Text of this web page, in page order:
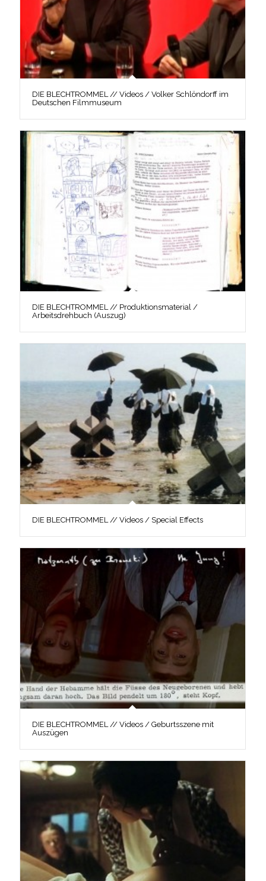
DIE BLECHTROMMEL // Videos / Volker Schlöndorff im
Deutschen Filmmuseum
DIE BLECHTROMMEL // Produktionsmaterial /
Arbeitsdrehbuch (Auszug)
DIE BLECHTROMMEL // Videos / Special Effects
DIE BLECHTROMMEL // Videos / Geburtsszene mit
Auszügen